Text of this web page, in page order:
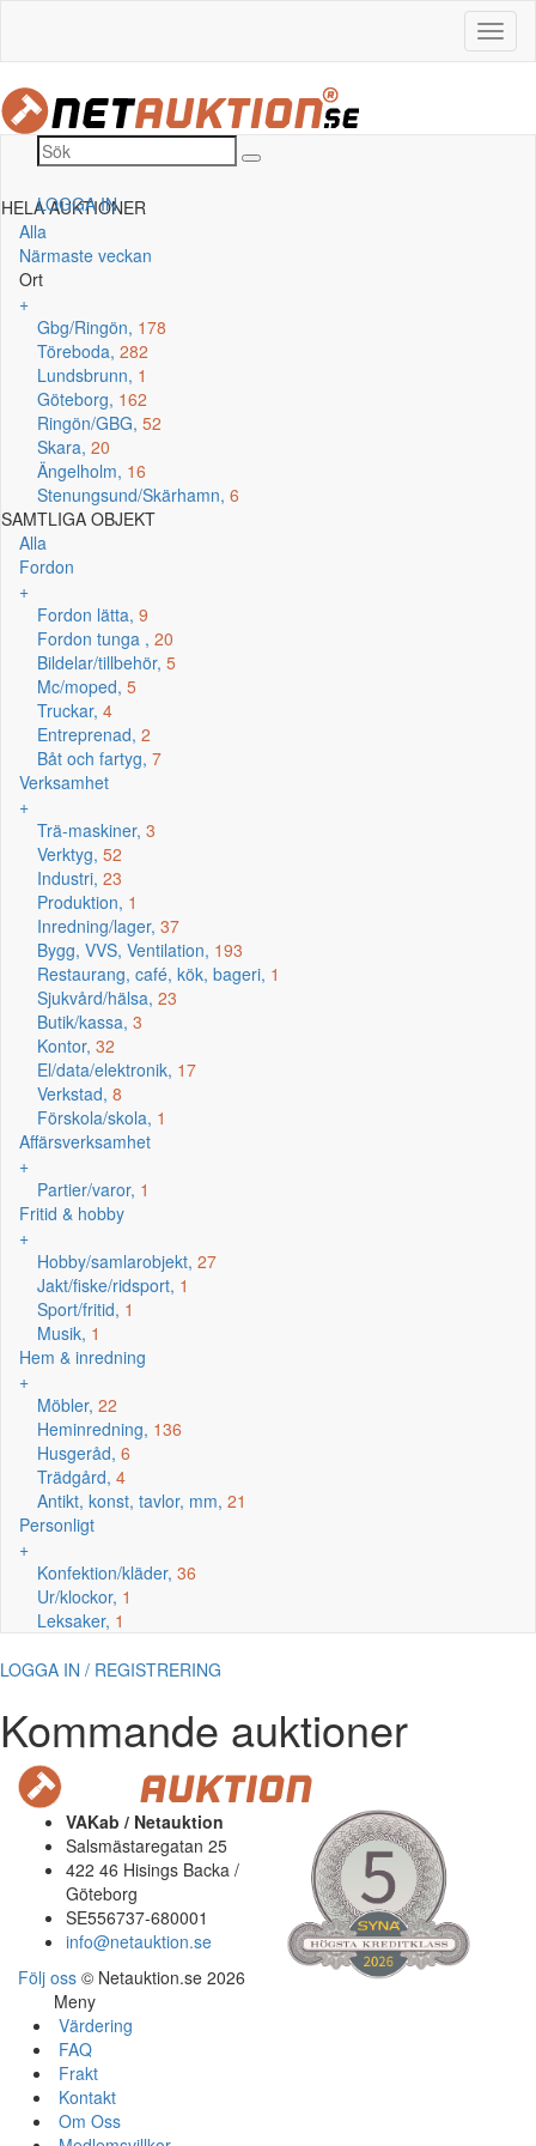
LOGGA IN
HELA AUKTIONER
Alla
Närmaste veckan
Ort
+
Gbg/Ringön, 178
Töreboda, 282
Lundsbrunn, 1
Göteborg, 162
Ringön/GBG, 52
Skara, 20
Ängelholm, 16
Stenungsund/Skärhamn, 6
SAMTLIGA OBJEKT
Alla
Fordon
+
Fordon lätta, 9
Fordon tunga , 20
Bildelar/tillbehör, 5
Mc/moped, 5
Truckar, 4
Entreprenad, 2
Båt och fartyg, 7
Verksamhet
+
Trä-maskiner, 3
Verktyg, 52
Industri, 23
Produktion, 1
Inredning/lager, 37
Bygg, VVS, Ventilation, 193
Restaurang, café, kök, bageri, 1
Sjukvård/hälsa, 23
Butik/kassa, 3
Kontor, 32
El/data/elektronik, 17
Verkstad, 8
Förskola/skola, 1
Affärsverksamhet
+
Partier/varor, 1
Fritid & hobby
+
Hobby/samlarobjekt, 27
Jakt/fiske/ridsport, 1
Sport/fritid, 1
Musik, 1
Hem & inredning
+
Möbler, 22
Heminredning, 136
Husgeråd, 6
Trädgård, 4
Antikt, konst, tavlor, mm, 21
Personligt
+
Konfektion/kläder, 36
Ur/klockor, 1
Leksaker, 1
LOGGA IN / REGISTRERING
Kommande auktioner
VAKab / Netauktion
Salsmästaregatan 25
422 46 Hisings Backa /
Göteborg
SE556737-680001
info@netauktion.se
Följ oss © Netauktion.se 2026
Meny
Värdering
FAQ
Frakt
Kontakt
Om Oss